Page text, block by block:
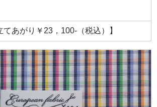
てあがり￥23，100-（税込）】